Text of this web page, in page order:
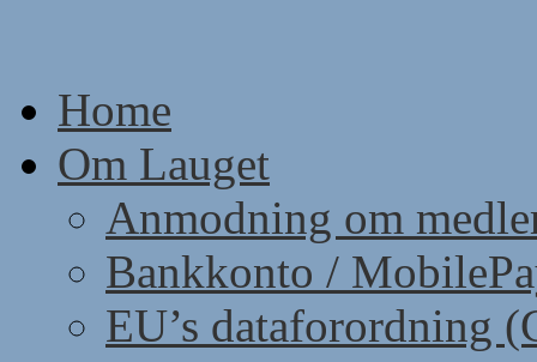
Home
Om Lauget
Anmodning om
Bankkonto /
EU’s dataforordning